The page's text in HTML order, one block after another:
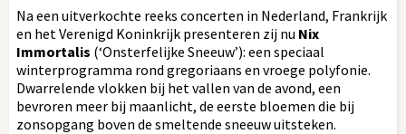
Na een uitverkochte reeks concerten in Nederland, Frankrijk
en het Verenigd Koninkrijk presenteren zij nu Nix
Immortalis (‘Onsterfelijke Sneeuw’): een speciaal
winterprogramma rond gregoriaans en vroege polyfonie.
Dwarrelende vlokken bij het vallen van de avond, een
bevroren meer bij maanlicht, de eerste bloemen die bij
zonsopgang boven de smeltende sneeuw uitsteken.